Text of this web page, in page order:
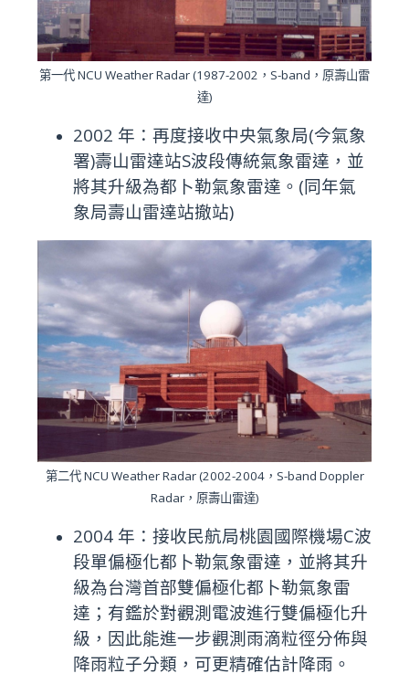
第一代 NCU Weather Radar (1987-2002，S-band，原壽山雷
達)
2002 年：再度接收中央氣象局(今氣象
署)壽山雷達站S波段傳統氣象雷達，並
將其升級為都卜勒氣象雷達。(同年氣
象局壽山雷達站撤站)
第二代 NCU Weather Radar (2002-2004，S-band Doppler
Radar，原壽山雷達)
2004 年：接收民航局桃園國際機場C波
段單偏極化都卜勒氣象雷達，並將其升
級為台灣首部雙偏極化都卜勒氣象雷
達；有鑑於對觀測電波進行雙偏極化升
級，因此能進一步觀測雨滴粒徑分佈與
降雨粒子分類，可更精確估計降雨。